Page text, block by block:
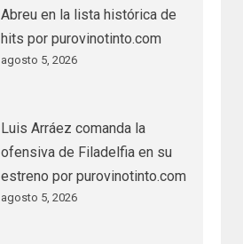
Abreu en la lista histórica de
hits por purovinotinto.com
agosto 5, 2026
Luis Arráez comanda la
ofensiva de Filadelfia en su
estreno por purovinotinto.com
agosto 5, 2026